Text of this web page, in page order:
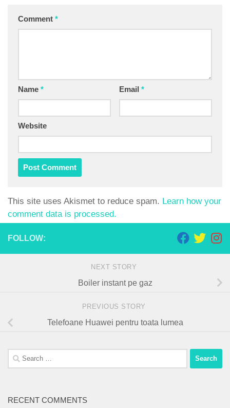
Comment *
Name * Email *
Website
This site uses Akismet to reduce spam. Learn how your
comment data is processed.
FOLLOW:
NEXT STORY
Boiler instant pe gaz
PREVIOUS STORY
Telefoane Huawei pentru toata lumea
Search
for:
RECENT COMMENTS